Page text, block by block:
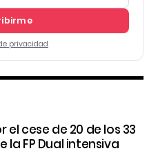
privacidad
cese de 20 de los 33
la FP Dual intensiva